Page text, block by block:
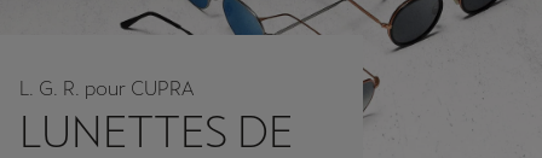
L. G. R. pour CUPRA
LUNETTES DE